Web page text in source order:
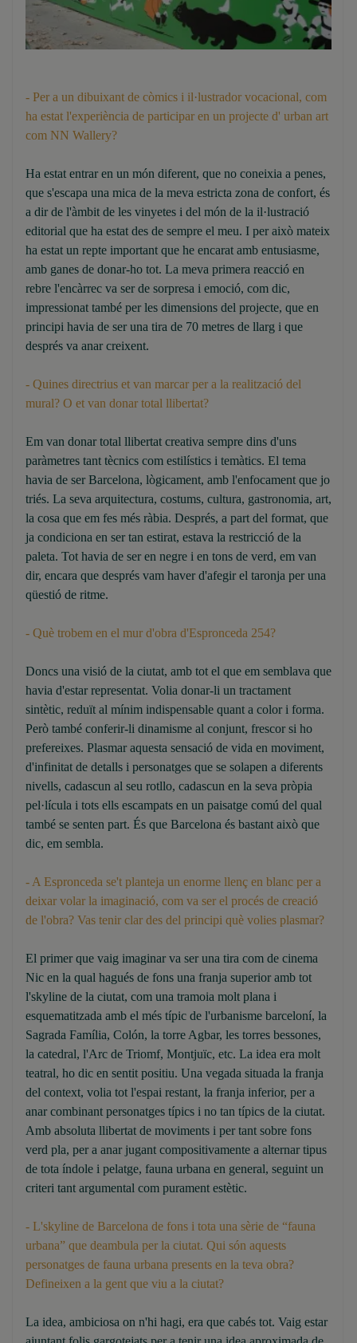
- Per a un dibuixant de còmics i il·lustrador vocacional, com
ha estat l'experiència de participar en un projecte d' urban art
com NN Wallery?
Ha estat entrar en un món diferent, que no coneixia a penes,
que s'escapa una mica de la meva estricta zona de confort, és
a dir de l'àmbit de les vinyetes i del món de la il·lustració
editorial que ha estat des de sempre el meu. I per això mateix
ha estat un repte important que he encarat amb entusiasme,
amb ganes de donar-ho tot. La meva primera reacció en
rebre l'encàrrec va ser de sorpresa i emoció, com dic,
impressionat també per les dimensions del projecte, que en
principi havia de ser una tira de 70 metres de llarg i que
després va anar creixent.
- Quines directrius et van marcar per a la realització del
mural? O et van donar total llibertat?
Em van donar total llibertat creativa sempre dins d'uns
paràmetres tant tècnics com estilístics i temàtics. El tema
havia de ser Barcelona, lògicament, amb l'enfocament que jo
triés. La seva arquitectura, costums, cultura, gastronomia, art,
la cosa que em fes més ràbia. Després, a part del format, que
ja condiciona en ser tan estirat, estava la restricció de la
paleta. Tot havia de ser en negre i en tons de verd, em van
dir, encara que després vam haver d'afegir el taronja per una
qüestió de ritme.
- Què trobem en el mur d'obra d'Espronceda 254?
Doncs una visió de la ciutat, amb tot el que em semblava que
havia d'estar representat. Volia donar-li un tractament
sintètic, reduït al mínim indispensable quant a color i forma.
Però també conferir-li dinamisme al conjunt, frescor si ho
prefereixes. Plasmar aquesta sensació de vida en moviment,
d'infinitat de detalls i personatges que se solapen a diferents
nivells, cadascun al seu rotllo, cadascun en la seva pròpia
pel·lícula i tots ells escampats en un paisatge comú del qual
també se senten part. És que Barcelona és bastant això que
dic, em sembla.
- A Espronceda se't planteja un enorme llenç en blanc per a
deixar volar la imaginació, com va ser el procés de creació
de l'obra? Vas tenir clar des del principi què volies plasmar?
El primer que vaig imaginar va ser una tira com de cinema
Nic en la qual hagués de fons una franja superior amb tot
l'skyline de la ciutat, com una tramoia molt plana i
esquematitzada amb el més típic de l'urbanisme barceloní, la
Sagrada Família, Colón, la torre Agbar, les torres bessones,
la catedral, l'Arc de Triomf, Montjuïc, etc. La idea era molt
teatral, ho dic en sentit positiu. Una vegada situada la franja
del context, volia tot l'espai restant, la franja inferior, per a
anar combinant personatges típics i no tan típics de la ciutat.
Amb absoluta llibertat de moviments i per tant sobre fons
verd pla, per a anar jugant compositivamente a alternar tipus
de tota índole i pelatge, fauna urbana en general, seguint un
criteri tant argumental com purament estètic.
- L'skyline de Barcelona de fons i tota una sèrie de “fauna
urbana” que deambula per la ciutat. Qui són aquests
personatges de fauna urbana presents en la teva obra?
Defineixen a la gent que viu a la ciutat?
La idea, ambiciosa on n'hi hagi, era que cabés tot. Vaig estar